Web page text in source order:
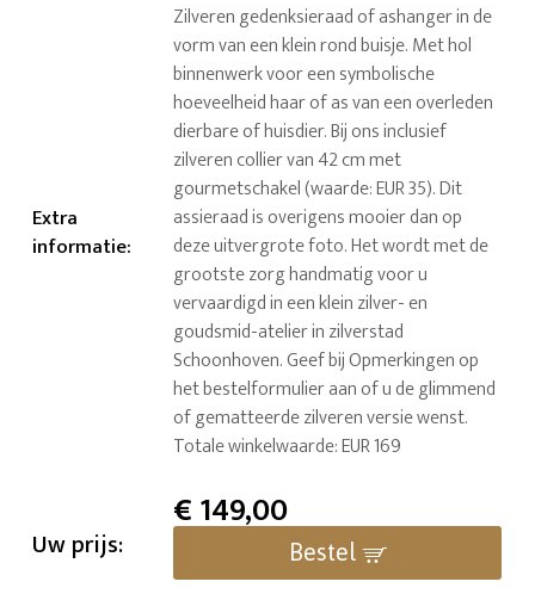
Extra
informatie:
Zilveren gedenksieraad of ashanger in de
vorm van een klein rond buisje. Met hol
binnenwerk voor een symbolische
hoeveelheid haar of as van een overleden
dierbare of huisdier. Bij ons inclusief
zilveren collier van 42 cm met
gourmetschakel (waarde: EUR 35). Dit
assieraad is overigens mooier dan op
deze uitvergrote foto. Het wordt met de
grootste zorg handmatig voor u
vervaardigd in een klein zilver- en
goudsmid-atelier in zilverstad
Schoonhoven. Geef bij Opmerkingen op
het bestelformulier aan of u de glimmend
of gematteerde zilveren versie wenst.
Totale winkelwaarde: EUR 169
Uw prijs:
€149,00
Bestel